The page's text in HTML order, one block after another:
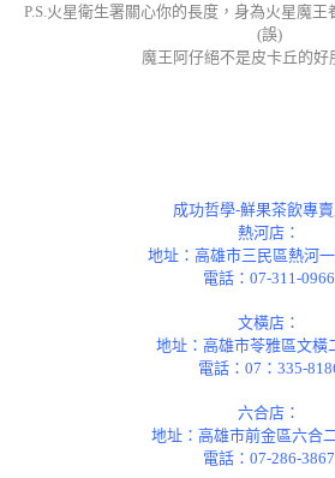
P.S.火星衛生署關心你的長度，身為火星魔
(誤)
魔王阿仔絕不是皮卡丘的好
成功哲學-鮮果茶飲專賣
熱河店：
地址：高雄市三民區熱河
電話：07-311-0966
文橫店：
地址：高雄市苓雅區文橫
電話：07：335-
六合店：
地址：高雄市前金區六合
電話：07-286-3867